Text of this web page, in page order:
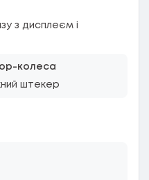
з дисплеєм і
колеса
штекер